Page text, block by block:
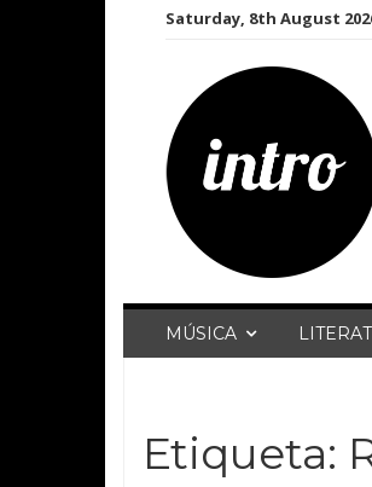
Saturday, 8th August
MÚSICA
Etiqueta: